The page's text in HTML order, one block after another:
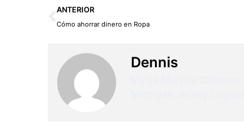
Ant
ANTERIOR
Cómo ahorrar dinero en Ropa
Dennis